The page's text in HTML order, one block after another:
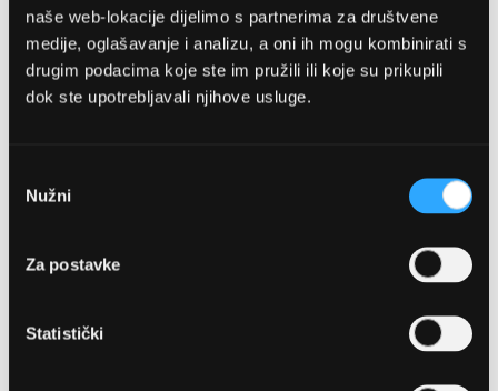
naše web-lokacije dijelimo s partnerima za društvene
medije, oglašavanje i analizu, a oni ih mogu kombinirati s
drugim podacima koje ste im pružili ili koje su prikupili
dok ste upotrebljavali njihove usluge.
pristanka
Nužni
Za postavke
Statistički
OPTIKA NJEGO, POSLOVNICA 1